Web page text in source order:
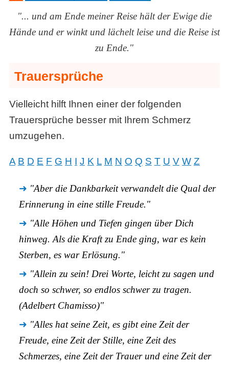
"... und am Ende meiner Reise hält der Ewige die
Hände und er winkt und lächelt leise und die Reise ist
zu Ende."
Trauersprüche
Vielleicht hilft Ihnen einer der folgenden
Trauersprüche besser mit Ihrem Schmerz
umzugehen.
A B D E F G H I J K L M N O Q S T U V W Z
"Aber die Dankbarkeit verwandelt die Qual der
Erinnerung in eine stille Freude."
"Alle Höhen und Tiefen gingen über Dich
hinweg. Als die Kraft zu Ende ging, war es kein
Sterben, es war Erlösung."
"Allein zu sein! Drei Worte, leicht zu sagen und
doch so schwer, so endlos schwer zu tragen.
(Adelbert Chamisso)"
"Alles hat seine Zeit, es gibt eine Zeit der
Freude, eine Zeit der Stille, eine Zeit des
Schmerzes, eine Zeit der Trauer und eine Zeit der